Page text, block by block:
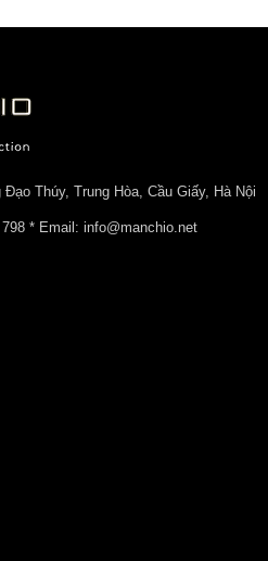
Thúy, Trung Hòa, Cầu Giấy, Hà Nội
* Email: info@manchio.net